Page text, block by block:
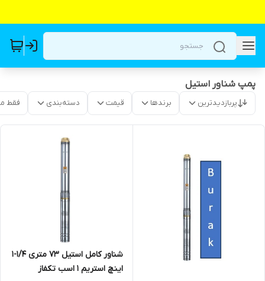
پمپ شناور استیل
پربازدیدترین برندها قیمت دسته‌بندی فقط
شناور کامل استیل ۷۳ متری 1/4-1
اینچ استریم ۱ اسب تکفاز